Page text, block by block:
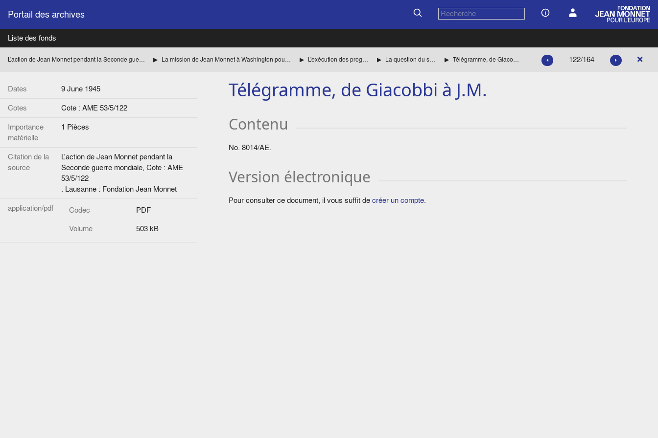
Portail des archives
Liste des fonds
L'action de Jean Monnet pendant la Seconde guerre mondiale La mission de Jean Monnet à Washington pour le compte des autorités françaises L'exécution des programmes La question du shipping Télégramme, de Giacobbi à J.M. 122/164
Dates
9 June 1945
Cotes
Cote : AME 53/5/122
Importance
matérielle
1 Pièces
Citation de la
source
L'action de Jean Monnet pendant la
Seconde guerre mondiale, Cote : AME
53/5/122
. Lausanne : Fondation Jean Monnet
application/pdf
Codec
PDF
Volume
503 kB
Télégramme, de Giacobbi à J.M.
Contenu
No. 8014/AE.
Version électronique
Pour consulter ce document, il vous suffit decréer un compte.